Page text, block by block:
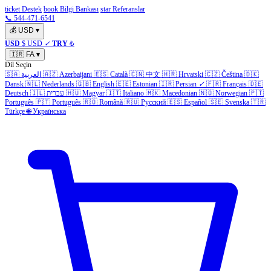
ticket Destek book Bilgi Bankası star Referanslar
📞 544-471-6541
💰 USD ▾
USD $ USD ✓ TRY ₺
🇮🇷 FA ▾
Dil Seçin
🇸🇦 العربية 🇦🇿 Azerbaijani 🇪🇸 Català 🇨🇳 中文 🇭🇷 Hrvatski 🇨🇿 Čeština 🇩🇰
Dansk 🇳🇱 Nederlands 🇬🇧 English 🇪🇪 Estonian 🇮🇷 Persian ✓ 🇫🇷 Français 🇩🇪
Deutsch 🇮🇱 עברית 🇭🇺 Magyar 🇮🇹 Italiano 🇲🇰 Macedonian 🇳🇴 Norwegian 🇵🇹
Português 🇵🇹 Português 🇷🇴 Română 🇷🇺 Русский 🇪🇸 Español 🇸🇪 Svenska 🇹🇷
Türkçe 🌐 Українська